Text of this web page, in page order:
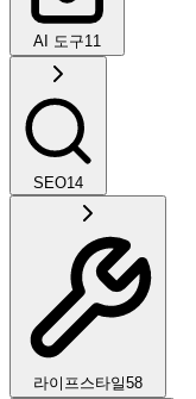
AI 도구11
SEO14
라이프스타일58